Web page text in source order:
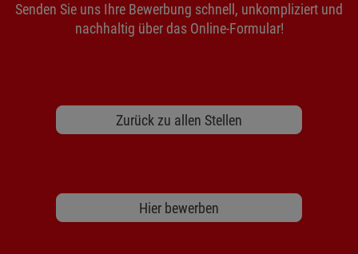
Senden Sie uns Ihre Bewerbung schnell, unkompliziert und
nachhaltig über das Online-Formular!
Zurück zu allen Stellen
Hier bewerben